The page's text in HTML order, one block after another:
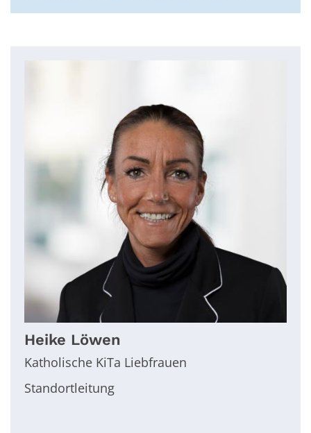
Heike Löwen
Katholische KiTa Liebfrauen
Standortleitung